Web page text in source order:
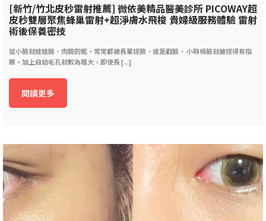
[新竹/竹北皮秒雷射推薦] 微依美精品醫美診所 PICOWAY超
皮秒雙層聚焦蜂巢雷射+超淨膚水飛梭 貴婦級服務體驗 雷射
術後保養密技
從小臉就娃娃臉、肉臉的妮，常常都被長輩捏臉，或是戳臉， 小時候臉就被捏得有指
痕。加上自幼毛孔就較為粗大，即使長 [...]
閱讀更多